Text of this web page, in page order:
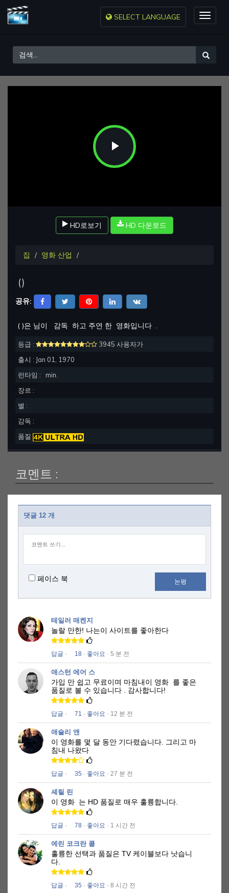
Toggle
SELECT LANGUAGE
Play
HD로보기 HD 다운로드
집 영화 산업
()
공유:
( )은 님이 감독 하고 주연 한 영화입니다 .
등급 :
3945 사용자가
출시 : Jan 01, 1970
런타임 :
min.
장르 :
별 :
감독 :
품질
코멘트 :
댓글 12 개
페이스 북 논평
테일러 매켄지
놀랄 만한! 나는이 사이트를 좋아한다
답글 · 18 · 좋아요 · 5 분 전
애스턴 에어 스
가입 만 쉽고 무료이며 마침내이 영화 를 좋은
품질로 볼 수 있습니다 . 감사합니다!
답글 · 71 · 좋아요 · 12 분 전
애슐리 앤
이 영화를 몇 달 동안 기다렸습니다. 그리고 마
침내 나왔다
답글 · 35 · 좋아요 · 27 분 전
셰릴 린
이 영화 는 HD 품질로 매우 훌륭합니다.
답글 · 78 · 좋아요 · 1 시간 전
에린 코크란 콜
훌륭한 선택과 품질은 TV 케이블보다 낫습니
다.
답글 · 35 · 좋아요 · 8 시간 전